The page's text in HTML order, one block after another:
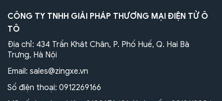
CÔNG TY TNHH GIẢI PHÁP THƯƠNG MẠI ĐIỆN TỬ Ô
TÔ
Địa chỉ: 434 Trần Khát Chân, P. Phố Huế, Q. Hai Bà
Trưng, Hà Nội
Email: sales@zingxe.vn
Số điện thoại: 0912269166